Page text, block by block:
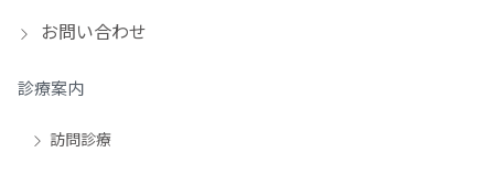
お問い合わせ
診療案内
訪問診療